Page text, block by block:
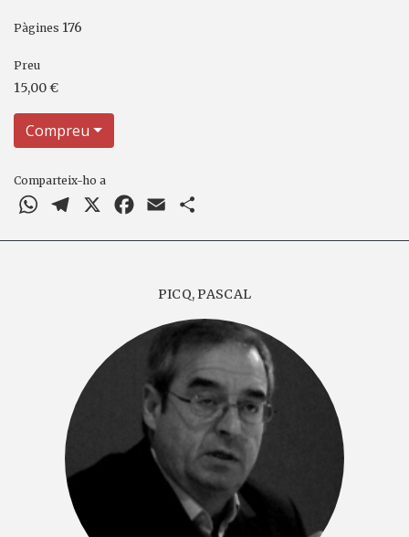
Pàgines 176
Preu
15,00 €
Compreu
Comparteix-ho a
WhatsAppTelegram Facebook
Email
PICQ, PASCAL